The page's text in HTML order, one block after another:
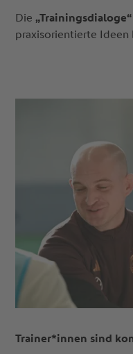
Die „Trainingsdialoge“
praxisorientierte Ideen
Trainer*innen sind